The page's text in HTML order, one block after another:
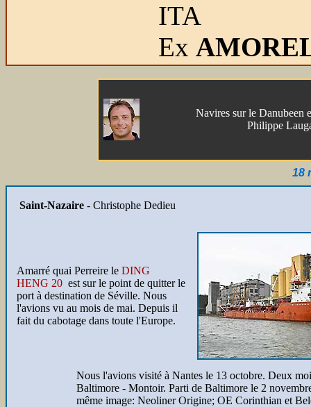
ITA
Ex
Navires sur le Danubeen
Philippe
18
Saint-Nazaire - Christophe Dedieu
Amarré quai Perreire le DING
HENG 20 est sur le point de quitter le
port à destination de Séville. Nous
l'avions vu au mois de mai. Depuis il
fait du cabotage dans toute l'Europe.
Nous l'avions visité à Nantes le 13 octobre. Deux
Baltimore - Montoir. Parti de Baltimore le 2
même image: Neoliner Origine; OE Corinthian et